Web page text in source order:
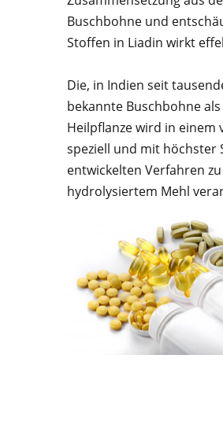
Buschbohne und
Stoffen in Liadin wirkt
Die, in Indien seit
bekannte Buschbohne als
Heilpflanze wird in einem
speziell und mit höchster
entwickelten Verfahren zu
hydrolysiertem Mehl